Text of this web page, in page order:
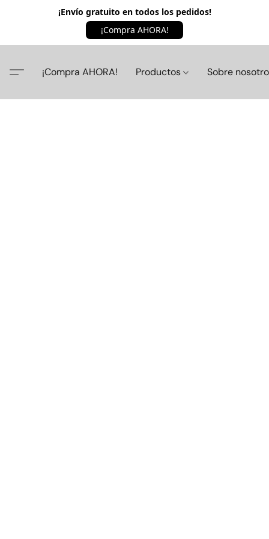
¡Envío gratuito en todos los pedidos!
¡Compra AHORA!
¡Compra AHORA! Productos Sobre